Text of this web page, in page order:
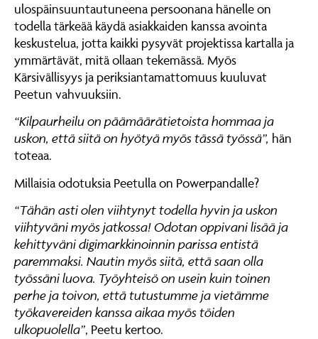
ulospäinsuuntautuneena persoonana hänelle on
todella tärkeää käydä asiakkaiden kanssa avointa
keskustelua, jotta kaikki pysyvät projektissa kartalla ja
ymmärtävät, mitä ollaan tekemässä. Myös
Kärsivällisyys ja periksiantamattomuus kuuluvat
Peetun vahvuuksiin.
“Kilpaurheilu on päämäärätietoista hommaa ja
uskon, että siitä on hyötyä myös tässä työssä”, hän
toteaa.
Millaisia odotuksia Peetulla on Powerpandalle?
“Tähän asti olen viihtynyt todella hyvin ja uskon
viihtyväni myös jatkossa! Odotan oppivani lisää ja
kehittyväni digimarkkinoinnin parissa entistä
paremmaksi. Nautin myös siitä, että saan olla
työssäni luova. Työyhteisö on usein kuin toinen
perhe ja toivon, että tutustumme ja vietämme
työkavereiden kanssa aikaa myös töiden
ulkopuolella”, Peetu kertoo.